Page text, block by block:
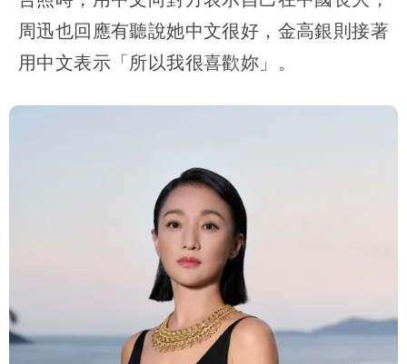
周迅也回應有聽說她中文很好，金高銀則接著
用中文表示「所以我很喜歡妳」。